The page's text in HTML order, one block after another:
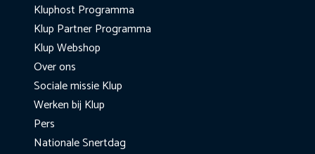
Kluphost Programma
Klup Partner Programma
Klup Webshop
Over ons
Sociale missie Klup
Werken bij Klup
Pers
Nationale Snertdag